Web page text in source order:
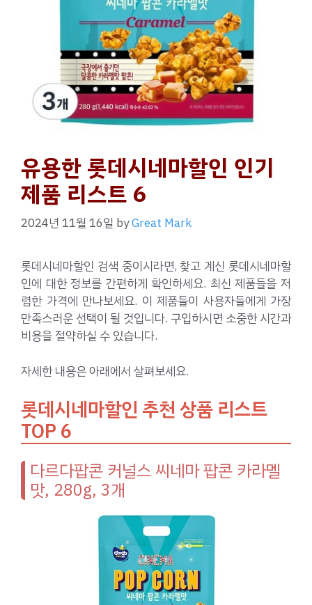
유용한 롯데시네마할인 인기
제품 리스트 6
2024년 11월 16일 byGreat Mark
롯데시네마할인 검색 중이시라면, 찾고 계신 롯데시네마할
인에 대한 정보를 간편하게 확인하세요. 최신 제품들을 저
렴한 가격에 만나보세요. 이 제품들이 사용자들에게 가장
만족스러운 선택이 될 것입니다. 구입하시면 소중한 시간과
비용을 절약하실 수 있습니다.
자세한 내용은 아래에서 살펴보세요.
롯데시네마할인 추천 상품 리스트
TOP 6
다르다팝콘 커널스 씨네마 팝콘 카라멜
맛, 280g, 3개